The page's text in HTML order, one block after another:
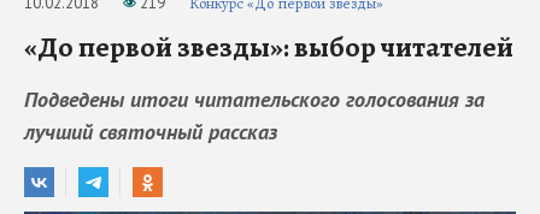
«До первой звезды»: выбор читателей
Подведены итоги читательского голосования за
лучший святочный рассказ